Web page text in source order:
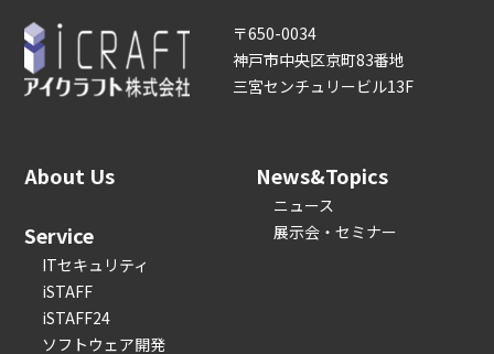
〒650-0034
神戸市中央区京町83番地
三宮センチュリービル13F
About Us
Service
ITセキュリティ
iSTAFF
iSTAFF24
ソフトウェア開発
News&Topics
ニュース
展示会・セミナー